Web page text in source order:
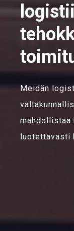
Meidän
mahdollistaa
luotettavasti